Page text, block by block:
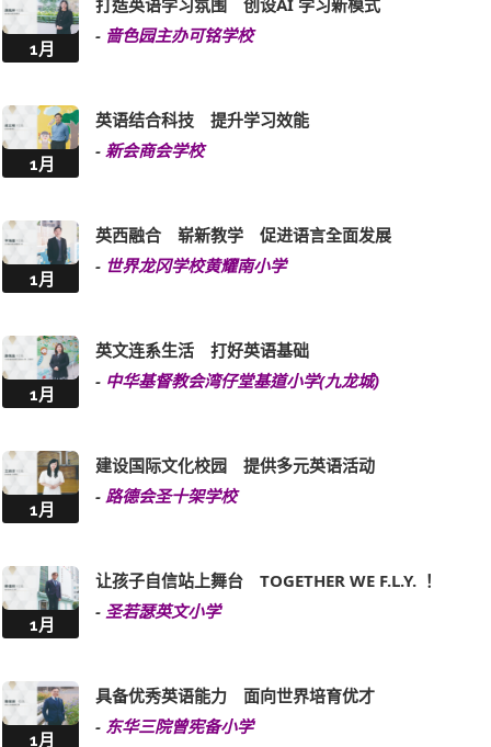
1月
- 啬色园主办可铭学校
1月
英语结合科技 提升学习效能
- 新会商会学校
1月
英西融合 崭新教学 促进语言全面发展
- 世界龙冈学校黄耀南小学
1月
英文连系生活 打好英语基础
- 中华基督教会湾仔堂基道小学(九龙城)
1月
建设国际文化校园 提供多元英语活动
- 路德会圣十架学校
1月
让孩子自信站上舞台 TOGETHER WE F.L.Y. ！
- 圣若瑟英文小学
1月
具备优秀英语能力 面向世界培育优才
- 东华三院曾宪备小学